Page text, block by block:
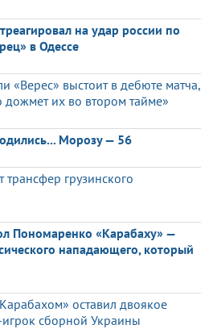
на удар россии по
в Одессе
«Верес» выстоит в дебюте матча,
их во втором тайме»
Морозу — 56
трансфер грузинского
Пономаренко «Карабаху» —
нападающего, который
оставил двоякое
игрок сборной Украины